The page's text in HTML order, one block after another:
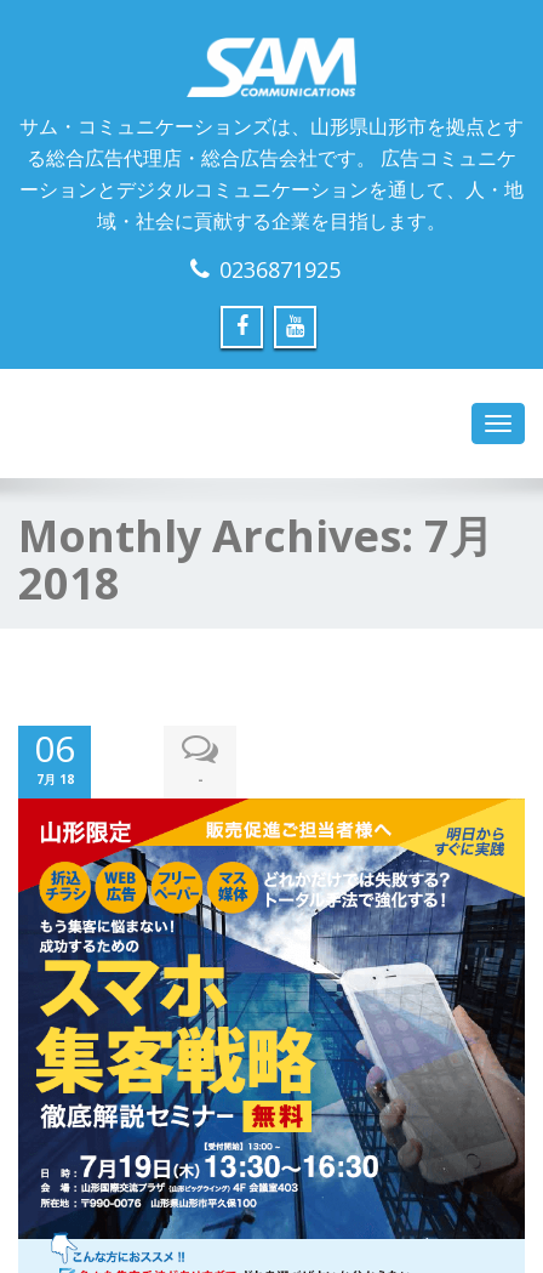
サム・コミュニケーションズは、山形県山形市を拠点とす
る総合広告代理店・総合広告会社です。 広告コミュニケ
ーションとデジタルコミュニケーションを通して、人・地
域・社会に貢献する企業を目指します。
0236871925
Monthly Archives: 7月
2018
06
7月 18 -